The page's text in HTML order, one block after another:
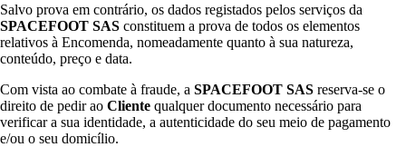
Salvo prova em contrário, os dados registados pelos serviços da
SPACEFOOT SAS constituem a prova de todos os elementos
relativos à Encomenda, nomeadamente quanto à sua natureza,
conteúdo, preço e data.
Com vista ao combate à fraude, a SPACEFOOT SAS reserva-se o
direito de pedir ao Cliente qualquer documento necessário para
verificar a sua identidade, a autenticidade do seu meio de pagamento
e/ou o seu domicílio.